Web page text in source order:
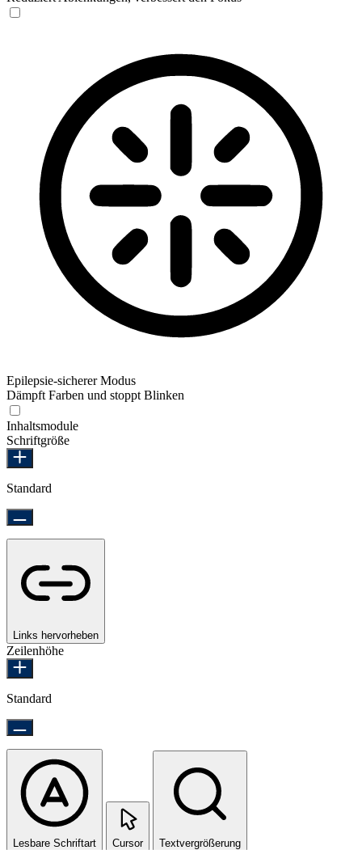
Epilepsie-sicherer Modus
Dämpft Farben und stoppt Blinken
Inhaltsmodule
Schriftgröße
Standard
Links hervorheben
Zeilenhöhe
Standard
Lesbare Schriftart Cursor Textvergrößerung